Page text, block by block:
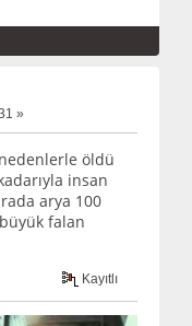
»
öldü
insan
arya 100
falan
Kayıtlı